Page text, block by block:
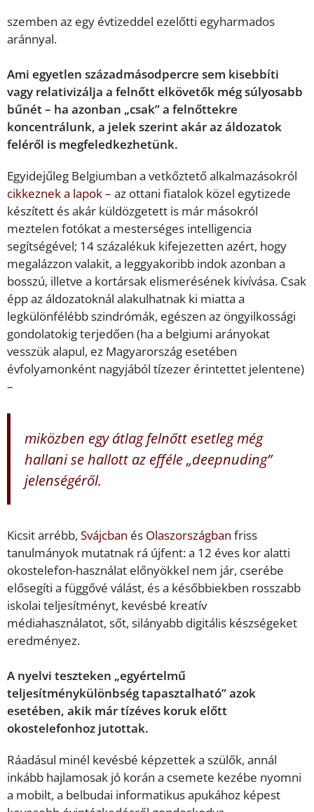
szemben az egy évtizeddel ezelőtti egyharmados
aránnyal.
Ami egyetlen századmásodpercre sem kisebbíti
vagy relativizálja a felnőtt elkövetők még súlyosabb
bűnét – ha azonban „csak” a felnőttekre
koncentrálunk, a jelek szerint akár az áldozatok
feléről is megfeledkezhetünk.
Egyidejűleg Belgiumban a vetkőztető alkalmazásokról
cikkeznek a lapok– az ottani fiatalok közel egytizede
készített és akár küldözgetett is már másokról
meztelen fotókat a mesterséges intelligencia
segítségével; 14 százalékuk kifejezetten azért, hogy
megalázzon valakit, a leggyakoribb indok azonban a
bosszú, illetve a kortársak elismerésének kivívása. Csak
épp az áldozatoknál alakulhatnak ki miatta a
legkülönfélébb szindrómák, egészen az öngyilkossági
gondolatokig terjedően (ha a belgiumi arányokat
vesszük alapul, ez Magyarország esetében
évfolyamonként nagyjából tízezer érintettet jelentene)
–
miközben egy átlag felnőtt esetleg még
hallani se hallott az efféle „deepnuding”
jelenségéről.
Kicsit arrébb, Svájcban és Olaszországban friss
tanulmányok mutatnak rá újfent: a 12 éves kor alatti
okostelefon-használat előnyökkel nem jár, cserébe
elősegíti a függővé válást, és a későbbiekben rosszabb
iskolai teljesítményt, kevésbé kreatív
médiahasználatot, sőt, silányabb digitális készségeket
eredményez.
A nyelvi teszteken „egyértelmű
teljesítménykülönbség tapasztalható” azok
esetében, akik már tízéves koruk előtt
okostelefonhoz jutottak.
Ráadásul minél kevésbé képzettek a szülők, annál
inkább hajlamosak jó korán a csemete kezébe nyomni
a mobilt, a belbudai informatikus apukához képest